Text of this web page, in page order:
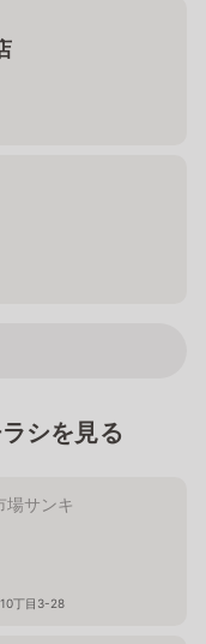
シを見る
場サンキ
丁目3-28